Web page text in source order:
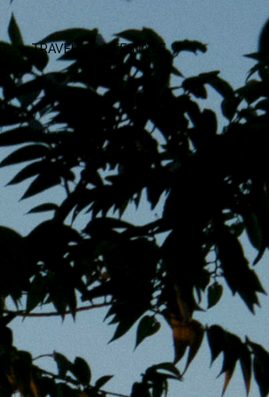
TRAVEL LIFESTYLE